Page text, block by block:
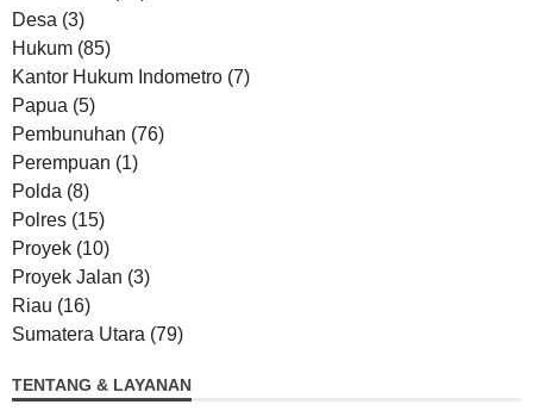
Desa (3)
Hukum (85)
Kantor Hukum Indometro (7)
Papua (5)
Pembunuhan (76)
Perempuan (1)
Polda (8)
Polres (15)
Proyek (10)
Proyek Jalan (3)
Riau (16)
Sumatera Utara (79)
TENTANG & LAYANAN